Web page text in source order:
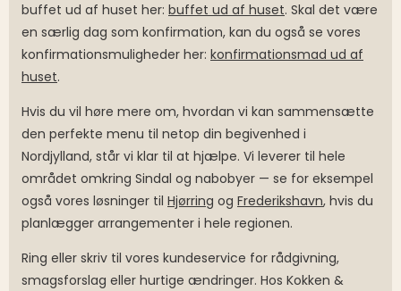
buffet ud af huset her: buffet ud af huset. Skal det være
en særlig dag som konfirmation, kan du også se vores
konfirmationsmuligheder her: konfirmationsmad ud af
huset.
Hvis du vil høre mere om, hvordan vi kan sammensætte
den perfekte menu til netop din begivenhed i
Nordjylland, står vi klar til at hjælpe. Vi leverer til hele
området omkring Sindal og nabobyer — se for eksempel
også vores løsninger til Hjørring og Frederikshavn, hvis du
planlægger arrangementer i hele regionen.
Ring eller skriv til vores kundeservice for rådgivning,
smagsforslag eller hurtige ændringer. Hos Kokken &